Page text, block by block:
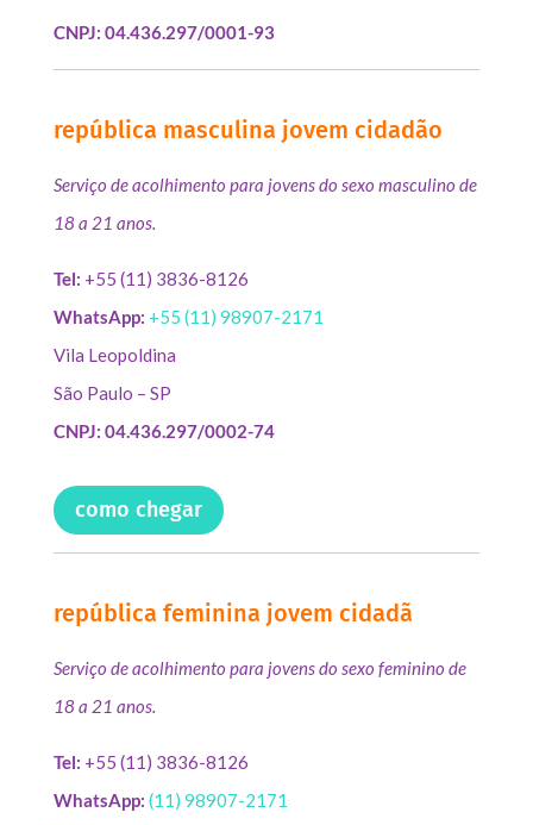
CNPJ: 04.436.297/0001-93
república masculina jovem cidadão
Serviço de acolhimento para jovens do sexo masculino de
18 a 21 anos.
Tel: +55 (11) 3836-8126
WhatsApp: +55 (11) 98907-2171
Vila Leopoldina
São Paulo – SP
CNPJ: 04.436.297/0002-74
como chegar
república feminina jovem cidadã
Serviço de acolhimento para jovens do sexo feminino de
18 a 21 anos.
Tel: +55 (11) 3836-8126
WhatsApp: (11) 98907-2171